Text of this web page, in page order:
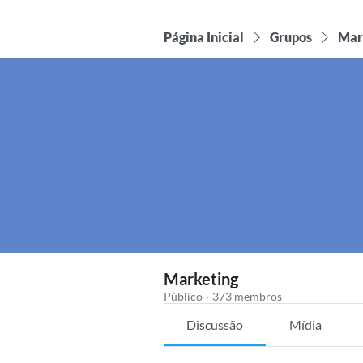
Página Inicial Grupos
Marketing
Público · 373 membros
Discussão Mídia